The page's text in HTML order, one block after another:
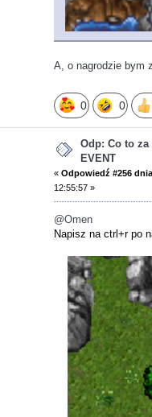
A, o nagrodzie bym
0 0
Odp: Co to za
EVENT
« Odpowiedź #256
12:55:57 »
@Omen
Napisz na ctrl+r po